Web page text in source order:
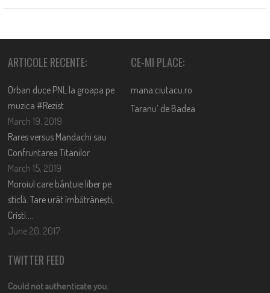
ARTICOLE RECENTE:
Orban duce PNL la groapa pe
muzica #Rezist
March 19, 2019
Rares versus Mandachi sau
Confruntarea Titanilor
March 15, 2019
Moroiul care bântuie liber pe
sticlă. Tare urât îmbătrânești,
Cristi….
June 20, 2017
CE-MI PLACE:
mana.ciutacu.ro
Taranu’ de Badea
TWITTER FEED
Could not authenticate you.